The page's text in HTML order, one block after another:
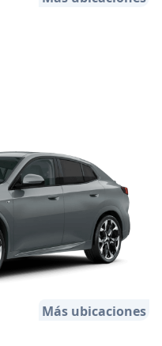
Más ubicaciones